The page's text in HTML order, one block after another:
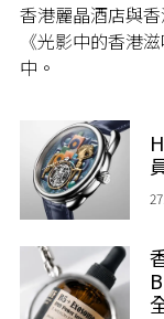
香港麗晶酒店與
《光影中的香港
中。